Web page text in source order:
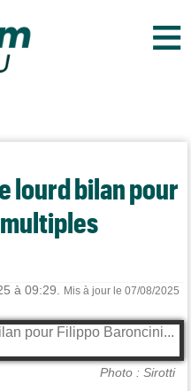
≡
lourd bilan pour
à 09:29.
Mis à jour le 07/08/2025
Photo : Sirotti